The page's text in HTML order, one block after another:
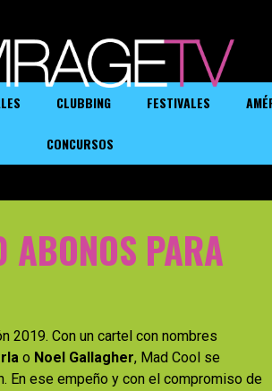
CLUBBING FESTIVALES
CONCURSOS
ABONOS PARA
2019. Con un cartel con nombres
o Noel Gallagher, Mad Cool se
En ese empeño y con el compromiso de